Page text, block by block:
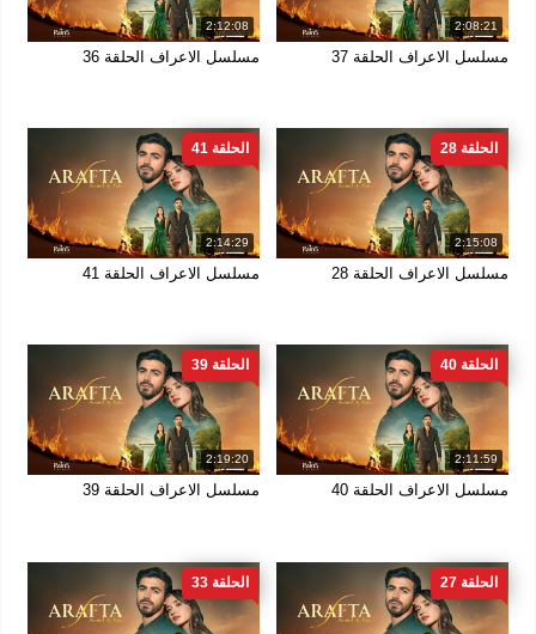
2:08:21
مسلسل الاعراف الحلقة 37
2:12:08
مسلسل الاعراف الحلقة 36
2:15:08
الحلقة 28
مسلسل الاعراف الحلقة 28
2:14:29
الحلقة 41
مسلسل الاعراف الحلقة 41
2:11:59
الحلقة 40
مسلسل الاعراف الحلقة 40
2:19:20
الحلقة 39
مسلسل الاعراف الحلقة 39
الحلقة 27 الحلقة 33